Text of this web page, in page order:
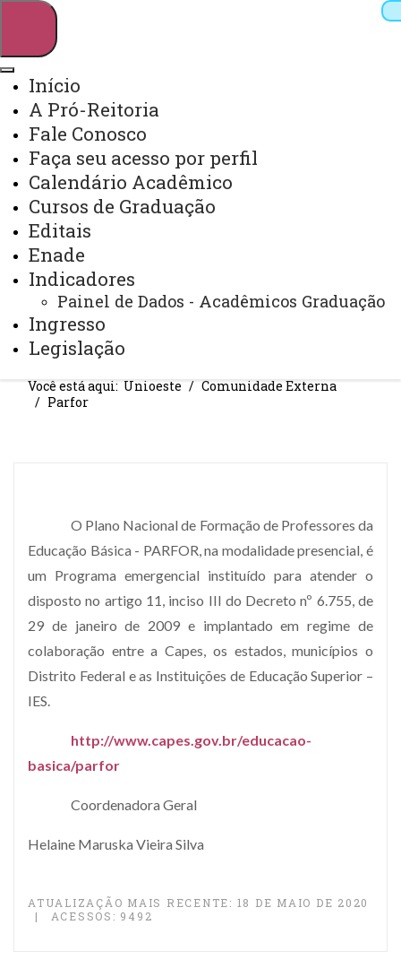
Webmail Sistemas
Telefones
Arquivo Virtual
Início
A Pró-Reitoria
Fale Conosco
Faça seu acesso por perfil
Calendário Acadêmico
Cursos de Graduação
Editais
Enade
Indicadores
Painel de Dados - Acadêmicos Graduação
Ingresso
Legislação
PARFOR
Você está aqui: Unioeste
Comunidade Externa
Parfor
O Plano Nacional de Formação de Professores da
Educação Básica - PARFOR, na modalidade presencial, é
um Programa emergencial instituído para atender o
disposto no artigo 11, inciso III do Decreto nº 6.755, de
29 de janeiro de 2009 e implantado em regime de
colaboração entre a Capes, os estados, municípios o
Distrito Federal e as Instituições de Educação Superior –
IES.
http://www.capes.gov.br/educacao-
basica/parfor
Coordenadora Geral
Helaine Maruska Vieira Silva
ATUALIZAÇÃO MAIS RECENTE: 18 DE MAIO DE 2020
ACESSOS: 9492